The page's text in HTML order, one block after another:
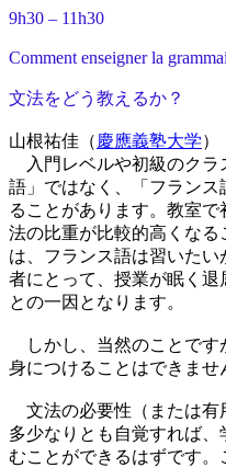
9h30 – 11h30
Comment enseigner la
文法をどう教えるか？
山根祐佳（ 慶應義塾大学）
入門レベルや初級のクラ
語」ではなく、「フランス
ることがあります。教室
法の比重が比較的高くな
は、フランス語は習いた
者にとって、授業が眠く退
との一因となります。
しかし、当然のことです
身につけることはできませ
文法の必要性（または有
多少なりとも自覚すれば
むことができるはずです